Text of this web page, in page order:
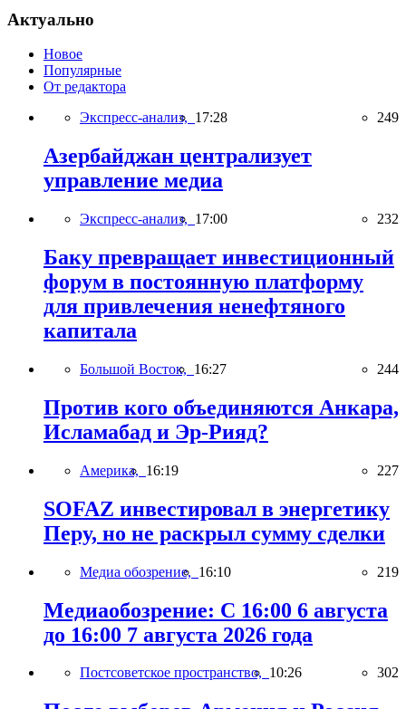
Актуально
Новое
Популярные
От редактора
Экспресс-анализ, 17:28 249
Азербайджан централизует
управление медиа
Экспресс-анализ, 17:00 232
Баку превращает инвестиционный
форум в постоянную платформу
для привлечения ненефтяного
капитала
Большой Восток, 16:27 244
Против кого объединяются Анкара,
Исламабад и Эр-Рияд?
Америка, 16:19 227
SOFAZ инвестировал в энергетику
Перу, но не раскрыл сумму сделки
Медиа обозрение, 16:10 219
Медиаобозрение: С 16:00 6 августа
до 16:00 7 августа 2026 года
Постсоветское пространство, 10:26 302